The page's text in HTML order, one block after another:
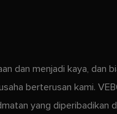
dan menjadi kaya, dan
berterusan kami.
yang diperibadikan